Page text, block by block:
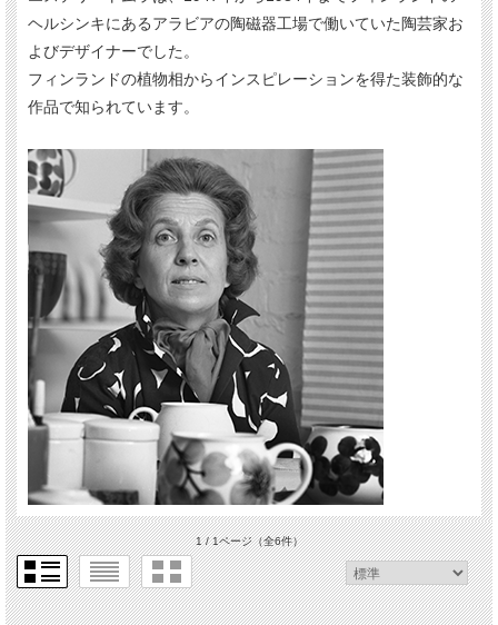
ヘルシンキにあるアラビアの陶磁器工場で働いていた陶芸家お
よびデザイナーでした。
フィンランドの植物相からインスピレーションを得た装飾的な
作品で知られています。
1 / 1ページ（全6件）